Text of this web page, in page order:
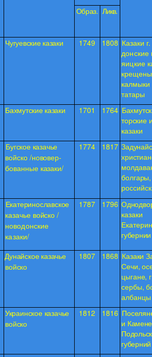
Образ. Ликв.
Чугуевские казаки 1749 1808 Казаки
донские
яицкие
калмыки
татары
Бахмутские казаки 1701 1764
торские
казаки
Бугское казачье
войско /нововер-
бованные казаки/
1774 1817
Екатеринославское
казачье войско/
новодонские
казаки/
1787 1796
казаки
губернии
Дунайское казачье
войско
1807 1868 Казаки
Сечи,
цыгане,
сербы,
Украинское казачье
войско
1812 1816
и
губерний